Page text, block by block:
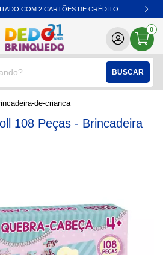
BUSCAR
0
COM 2 CARTÕES DE CRÉDITO
de-crianca
108 Peças - Brincadeira